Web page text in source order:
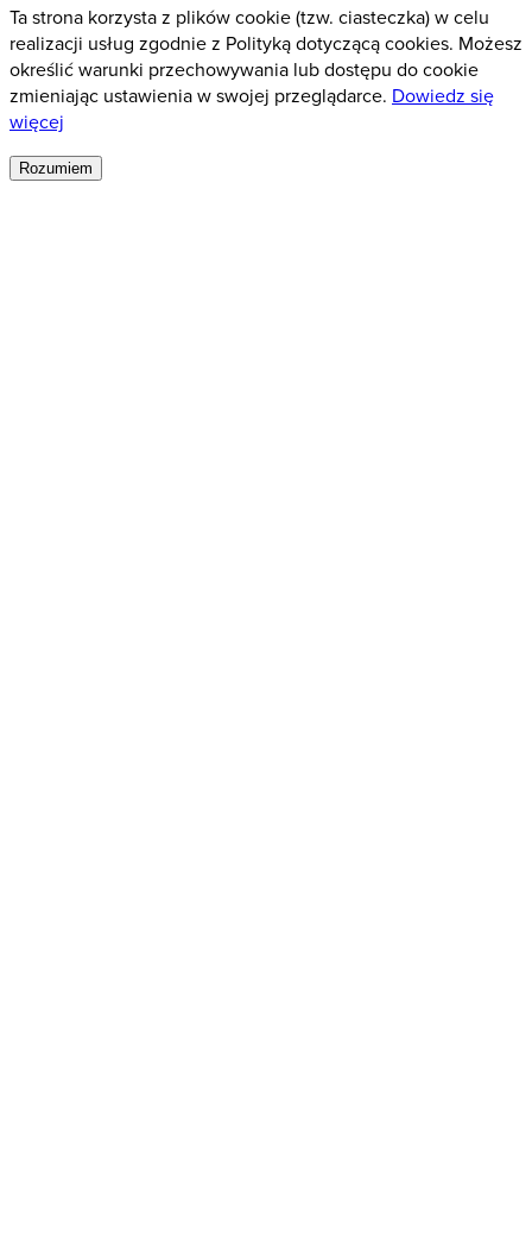
Ta strona korzysta z plików cookie (tzw. ciasteczka) w celu
realizacji usług zgodnie z Polityką dotyczącą cookies. Możesz
określić warunki przechowywania lub dostępu do cookie
zmieniając ustawienia w swojej przeglądarce. Dowiedz się
więcej
Rozumiem